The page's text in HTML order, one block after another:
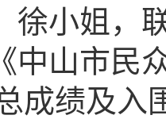
小姐，联
山市民众
成绩及入